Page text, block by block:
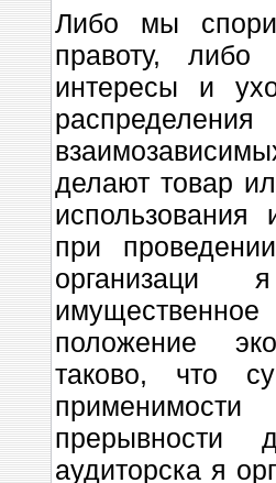
Либо мы
правоту, либо
интересы и
делают товар
при
организаци
положение
таково, что
аудиторска я